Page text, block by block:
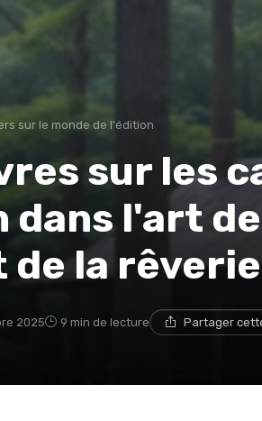
sur le monde de l'édition
sur les
dans l'art
la rêverie
2025 9 min de lecture Partager